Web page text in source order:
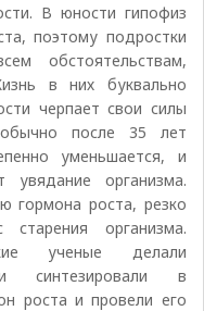
В юности гипофиз
поэтому подростки
обстоятельствам,
в них буквально
черпает свои силы
после 35 лет
уменьшается, и
увядание организма.
гормона роста, резко
старения организма.
ученые делали
синтезировали в
роста и провели его